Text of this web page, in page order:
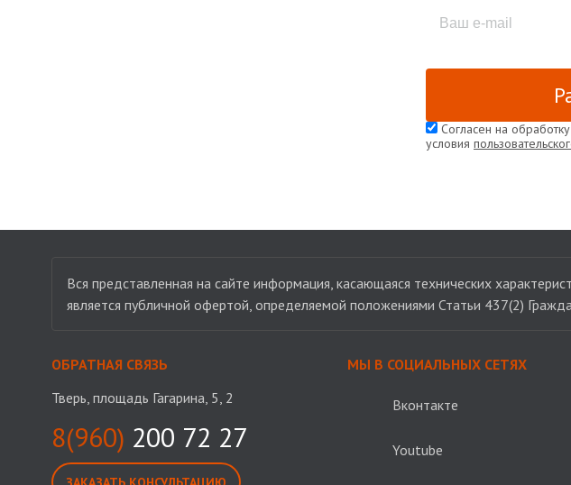
Согласен на
условия
Вся представленная на сайте информация, касающаяся технических
является публичной офертой, определяемой положениями Статьи 437(2)
ОБРАТНАЯ СВЯЗЬ
Тверь, площадь Гагарина, 5, 2
8(960) 200 72 27
МЫ В СОЦИАЛЬНЫХ СЕТЯХ
Вконтакте
Youtube